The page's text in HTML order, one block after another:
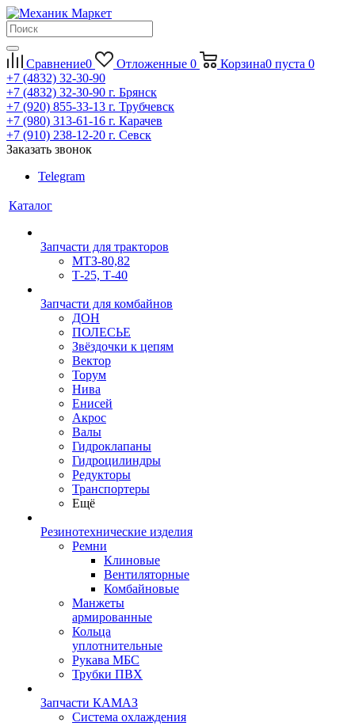
Сравнение0 Отложенные 0 Корзина0 пуста 0
+7 (4832) 32-30-90
+7 (4832) 32-30-90 г. Брянск
+7 (920) 855-33-13 г. Трубчевск
+7 (980) 313-61-16 г. Карачев
+7 (910) 238-12-20 г. Севск
Заказать звонок
Telegram
Каталог
Запчасти для тракторов
МТЗ-80,82
Т-25, Т-40
Запчасти для комбайнов
ДОН
ПОЛЕСЬЕ
Звёздочки к цепям
Вектор
Торум
Нива
Енисей
Акрос
Валы
Гидроклапаны
Гидроцилиндры
Редукторы
Транспортеры
Ещё
Резинотехнические изделия
Ремни
Клиновые
Вентиляторные
Комбайновые
Манжеты
армированные
Кольца
уплотнительные
Рукава МБС
Трубки ПВХ
Запчасти КАМАЗ
Система охлаждения